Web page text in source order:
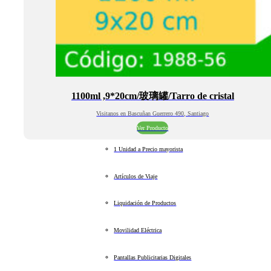
1100ml ,9*20cm/玻璃罐/Tarro de cristal
Visitanos en Bascuñan Guerrero 490, Santiago
Ver Producto
1 Unidad a Precio mayorista
Artículos de Viaje
Liquidación de Productos
Movilidad Eléctrica
Pantallas Publicitarias Digitales